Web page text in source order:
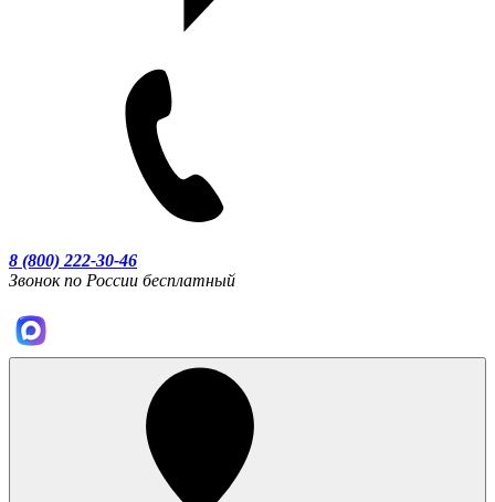
8 (800) 222-30-46
Звонок по России бесплатный